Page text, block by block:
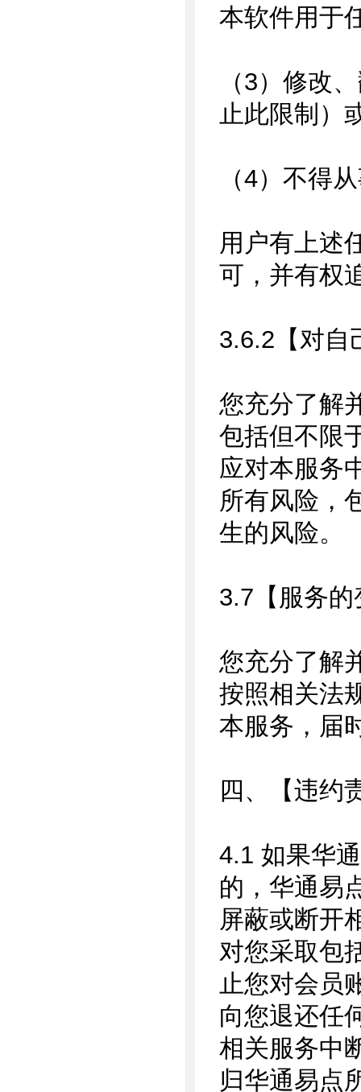
本软件用于
（3）修改
止此限制）
（4）不得
用户有上述
可，并有权
3.6.2【对自
您充分了解
包括但不限
应对本服务
所有风险，
生的风险。
3.7【服务
您充分了解
按照相关法
本服务，届
四、【违约
4.1 如果华
的，华通易
屏蔽或断开
对您采取包
止您对会员
向您退还任
相关服务中
归华通易点